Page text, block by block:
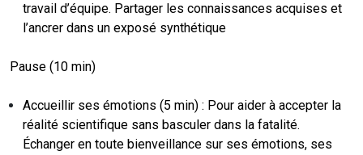
travail d’équipe. Partager les connaissances acquises et
l’ancrer dans un exposé synthétique
Pause (10 min)
Accueillir ses émotions (5 min) : Pour aider à accepter la
réalité scientifique sans basculer dans la fatalité.
Échanger en toute bienveillance sur ses émotions, ses